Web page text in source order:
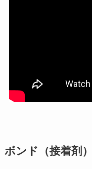
ボンド（接着剤）